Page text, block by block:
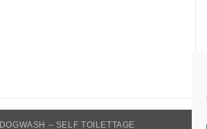
DOGWASH – SELF TOILETTAGE